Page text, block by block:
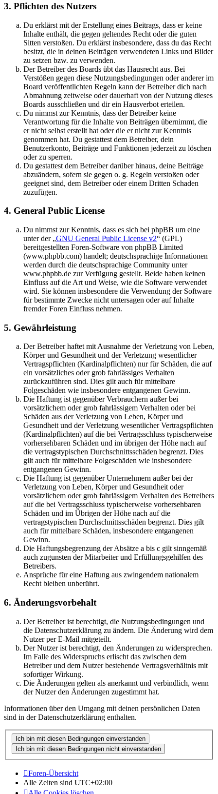
3. Pflichten des Nutzers
Du erklärst mit der Erstellung eines Beitrags, dass er keine
Inhalte enthält, die gegen geltendes Recht oder die guten
Sitten verstoßen. Du erklärst insbesondere, dass du das Recht
besitzt, die in deinen Beiträgen verwendeten Links und Bilder
zu setzen bzw. zu verwenden.
Der Betreiber des Boards übt das Hausrecht aus. Bei
Verstößen gegen diese Nutzungsbedingungen oder anderer im
Board veröffentlichten Regeln kann der Betreiber dich nach
Abmahnung zeitweise oder dauerhaft von der Nutzung dieses
Boards ausschließen und dir ein Hausverbot erteilen.
Du nimmst zur Kenntnis, dass der Betreiber keine
Verantwortung für die Inhalte von Beiträgen übernimmt, die
er nicht selbst erstellt hat oder die er nicht zur Kenntnis
genommen hat. Du gestattest dem Betreiber, dein
Benutzerkonto, Beiträge und Funktionen jederzeit zu löschen
oder zu sperren.
Du gestattest dem Betreiber darüber hinaus, deine Beiträge
abzuändern, sofern sie gegen o. g. Regeln verstoßen oder
geeignet sind, dem Betreiber oder einem Dritten Schaden
zuzufügen.
4. General Public License
Du nimmst zur Kenntnis, dass es sich bei phpBB um eine
unter der „GNU General Public License v2“ (GPL)
bereitgestellten Foren-Software von phpBB Limited
(www.phpbb.com) handelt; deutschsprachige Informationen
werden durch die deutschsprachige Community unter
www.phpbb.de zur Verfügung gestellt. Beide haben keinen
Einfluss auf die Art und Weise, wie die Software verwendet
wird. Sie können insbesondere die Verwendung der Software
für bestimmte Zwecke nicht untersagen oder auf Inhalte
fremder Foren Einfluss nehmen.
5. Gewährleistung
Der Betreiber haftet mit Ausnahme der Verletzung von Leben,
Körper und Gesundheit und der Verletzung wesentlicher
Vertragspflichten (Kardinalpflichten) nur für Schäden, die auf
ein vorsätzliches oder grob fahrlässiges Verhalten
zurückzuführen sind. Dies gilt auch für mittelbare
Folgeschäden wie insbesondere entgangenen Gewinn.
Die Haftung ist gegenüber Verbrauchern außer bei
vorsätzlichem oder grob fahrlässigem Verhalten oder bei
Schäden aus der Verletzung von Leben, Körper und
Gesundheit und der Verletzung wesentlicher Vertragspflichten
(Kardinalpflichten) auf die bei Vertragsschluss typischerweise
vorhersehbaren Schäden und im übrigen der Höhe nach auf
die vertragstypischen Durchschnittsschäden begrenzt. Dies
gilt auch für mittelbare Folgeschäden wie insbesondere
entgangenen Gewinn.
Die Haftung ist gegenüber Unternehmern außer bei der
Verletzung von Leben, Körper und Gesundheit oder
vorsätzlichem oder grob fahrlässigem Verhalten des Betreibers
auf die bei Vertragsschluss typischerweise vorhersehbaren
Schäden und im Übrigen der Höhe nach auf die
vertragstypischen Durchschnittsschäden begrenzt. Dies gilt
auch für mittelbare Schäden, insbesondere entgangenen
Gewinn.
Die Haftungsbegrenzung der Absätze a bis c gilt sinngemäß
auch zugunsten der Mitarbeiter und Erfüllungsgehilfen des
Betreibers.
Ansprüche für eine Haftung aus zwingendem nationalem
Recht bleiben unberührt.
6. Änderungsvorbehalt
Der Betreiber ist berechtigt, die Nutzungsbedingungen und
die Datenschutzerklärung zu ändern. Die Änderung wird dem
Nutzer per E-Mail mitgeteilt.
Der Nutzer ist berechtigt, den Änderungen zu widersprechen.
Im Falle des Widerspruchs erlischt das zwischen dem
Betreiber und dem Nutzer bestehende Vertragsverhältnis mit
sofortiger Wirkung.
Die Änderungen gelten als anerkannt und verbindlich, wenn
der Nutzer den Änderungen zugestimmt hat.
Informationen über den Umgang mit deinen persönlichen Daten
sind in der Datenschutzerklärung enthalten.
Foren-Übersicht
Alle Zeiten sind UTC+02:00